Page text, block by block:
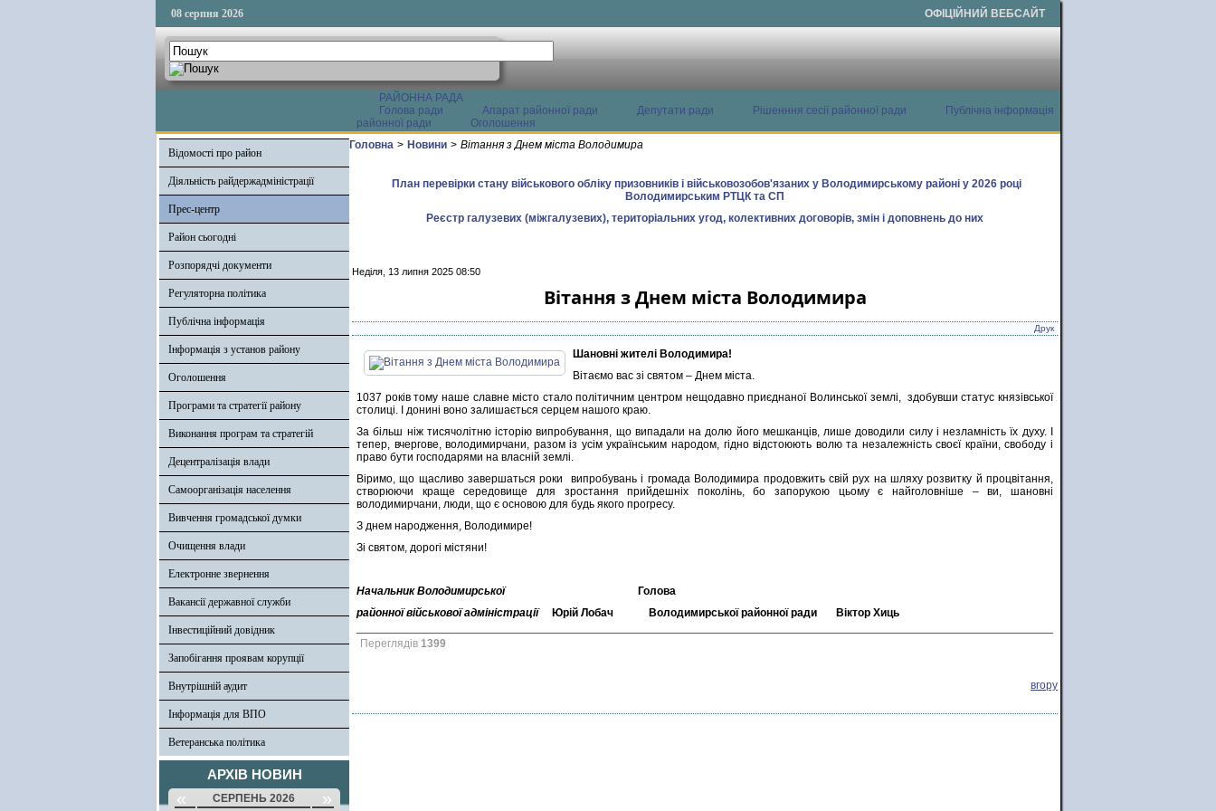
08 серпня 2026 ОФІЦІЙНИЙ ВЕБСАЙТ
РАЙОННА РАДА
Голова ради
Апарат районної ради Депутати ради Рішенння сесії районної ради
Публічна інформація
районної ради
Оголошення
Відомості про район
Діяльність райдержадміністрації
Прес-центр
Район сьогодні
Розпорядчі документи
Регуляторна політика
Публічна інформація
Інформація з установ району
Оголошення
Програми та стратегії району
Виконання програм та стратегій
Децентралізація влади
Самоорганізація населення
Вивчення громадської думки
Очищення влади
Електронне звернення
Вакансії державної служби
Інвестиційний довідник
Запобігання проявам корупції
Внутрішній аудит
Інформація для ВПО
Ветеранська політика
АРХІВ НОВИН
« СЕРПЕНЬ 2026 »
Головна > Новини > Вітання з Днем міста Володимира
План перевірки стану військового обліку призовників і військовозобов'язаних у Володимирському районі у 2026 році
Володимирським РТЦК та СП
Реєстр галузевих (міжгалузевих), територіальних угод, колективних договорів, змін і доповнень до них
Неділя, 13 липня 2025 08:50
Вітання з Днем міста Володимира
Друк
Шановні жителі Володимира!
Вітаємо вас зі святом – Днем міста.
1037 років тому наше славне місто стало політичним центром нещодавно приєднаної Волинської землі, здобувши статус князівської
столиці. І донині воно залишається серцем нашого краю.
За більш ніж тисячолітню історію випробування, що випадали на долю його мешканців, лише доводили силу і незламність їх духу. І
тепер, вчергове, володимирчани, разом із усім українським народом, гідно відстоюють волю та незалежність своєї країни, свободу і
право бути господарями на власній землі.
Віримо, що щасливо завершаться роки випробувань і громада Володимира продовжить свій рух на шляху розвитку й процвітання,
створюючи краще середовище для зростання прийдешніх поколінь, бо запорукою цьому є найголовніше – ви, шановні
володимирчани, люди, що є основою для будь якого прогресу.
З днем народження, Володимире!
Зі святом, дорогі містяни!
Начальник Володимирської
Голова
районної військової адміністрації
Юрій Лобач Володимирської районної ради Віктор Хиць
Переглядів 1399
вгору